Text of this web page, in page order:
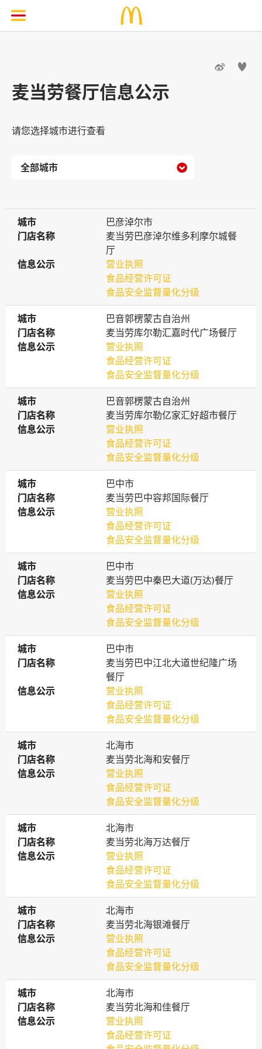
 
麦当劳餐厅信息公示
请您选择城市进行查看

城市
城市
巴彦淖尔市
门店名称
门店名称
麦当劳巴彦淖尔维多利摩尔城餐
厅
信息公示
信息公示
营业执照
食品经营许可证
食品安全监督量化分级
城市
城市
巴音郭楞蒙古自治州
门店名称
门店名称
麦当劳库尔勒汇嘉时代广场餐厅
信息公示
信息公示
营业执照
食品经营许可证
食品安全监督量化分级
城市
城市
巴音郭楞蒙古自治州
门店名称
门店名称
麦当劳库尔勒亿家汇好超市餐厅
信息公示
信息公示
营业执照
食品经营许可证
食品安全监督量化分级
城市
城市
巴中市
门店名称
门店名称
麦当劳巴中容邦国际餐厅
信息公示
信息公示
营业执照
食品经营许可证
食品安全监督量化分级
城市
城市
巴中市
门店名称
门店名称
麦当劳巴中秦巴大道(万达)餐厅
信息公示
信息公示
营业执照
食品经营许可证
食品安全监督量化分级
城市
城市
巴中市
门店名称
门店名称
麦当劳巴中江北大道世纪隆广场
餐厅
信息公示
信息公示
营业执照
食品经营许可证
食品安全监督量化分级
城市
城市
北海市
门店名称
门店名称
麦当劳北海和安餐厅
信息公示
信息公示
营业执照
食品经营许可证
食品安全监督量化分级
城市
城市
北海市
门店名称
门店名称
麦当劳北海万达餐厅
信息公示
信息公示
营业执照
食品经营许可证
食品安全监督量化分级
城市
城市
北海市
门店名称
门店名称
麦当劳北海银滩餐厅
信息公示
信息公示
营业执照
食品经营许可证
食品安全监督量化分级
城市
城市
北海市
门店名称
门店名称
麦当劳北海和佳餐厅
信息公示
信息公示
营业执照
食品经营许可证